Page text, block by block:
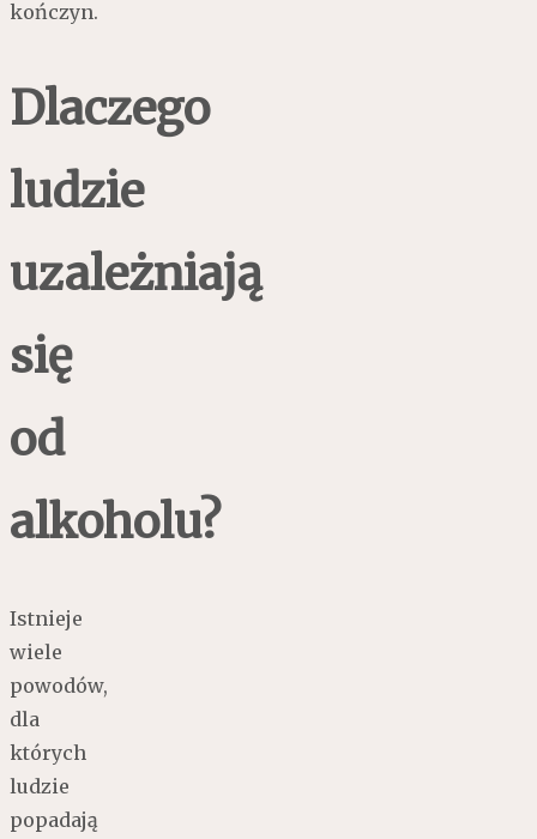
kończyn.
Dlaczego
ludzie
uzależniają
się
od
alkoholu?
Istnieje
wiele
powodów,
dla
których
ludzie
popadają